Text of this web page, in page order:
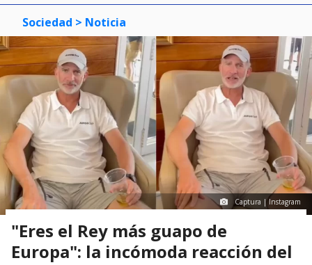
Sociedad > Noticia
Captura | Instagram
"Eres el Rey más guapo de
Europa": la incómoda reacción del